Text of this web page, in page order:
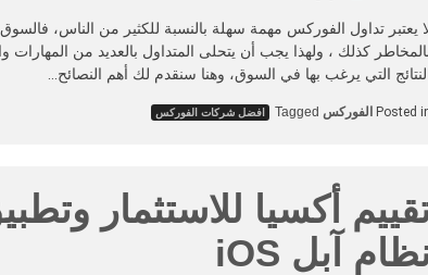
يعتبر تداول الفوركس مهمة سهلة بالنسبة للكثير من الناس،
كذلك ، ولهذا يجب أن يتحلى المتداول بالعديد من
التي يرغب بها في السوق، وهنا سنقدم لك أهم النصائح…
Posted الفوركس Tagged افضل شركات الفوركس
أكسيا للاستثمار
نظام آبل iOS